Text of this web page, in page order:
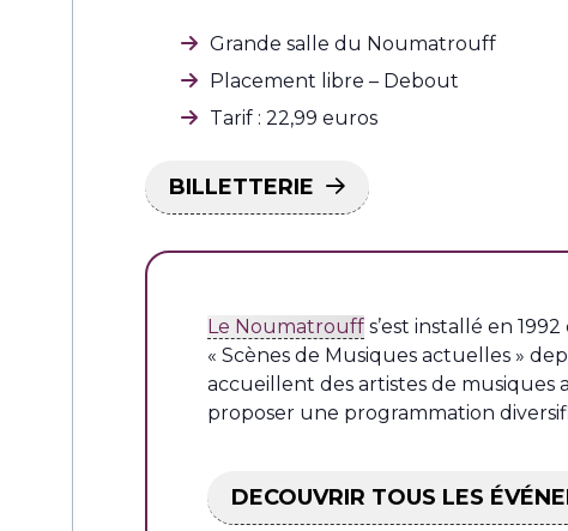
Grande salle du Noumatrouff
Placement libre – Debout
Tarif : 22,99 euros
BILLETTERIE
Le Noumatrouff s’est installé en
« Scènes de Musiques actuelles »
accueillent des artistes de musiques
proposer une programmation
DECOUVRIR TOUS LES